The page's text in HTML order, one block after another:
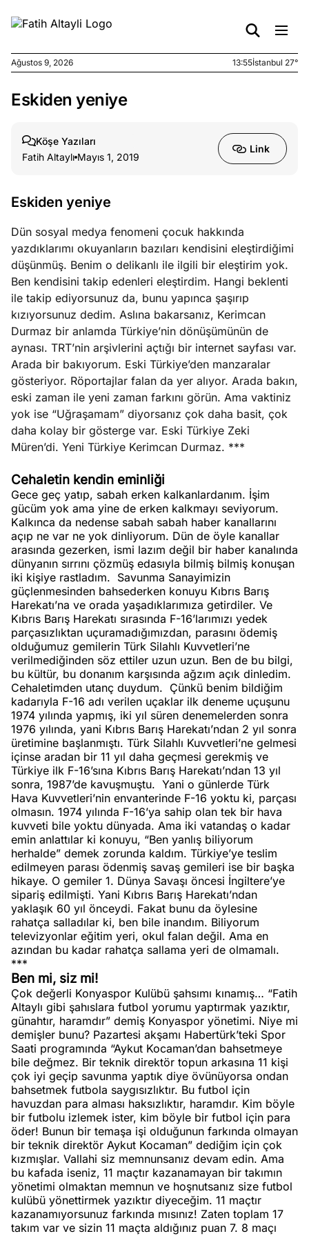
Ağustos
değil
Ağustos
7, 2026
kirli
kimler
Ağustos
6, 2026
yasalar
Köşe
Yazıları
Spor
Yazıları
Yazıları
Ağustos 9, 2026 13:55İstanbul 27°
Eskiden yeniye
Köşe Yazıları
Fatih Altaylı Mayıs 1, 2019
Link
Eskiden yeniye
Dün sosyal medya fenomeni çocuk hakkında
yazdıklarımı okuyanların bazıları kendisini eleştirdiğimi
düşünmüş. Benim o delikanlı ile ilgili bir eleştirim yok.
Ben kendisini takip edenleri eleştirdim. Hangi beklenti
ile takip ediyorsunuz da, bunu yapınca şaşırıp
kızıyorsunuz dedim. Aslına bakarsanız, Kerimcan
Durmaz bir anlamda Türkiye’nin dönüşümünün de
aynası. TRT’nin arşivlerini açtığı bir internet sayfası var.
Arada bir bakıyorum. Eski Türkiye’den manzaralar
gösteriyor. Röportajlar falan da yer alıyor. Arada bakın,
eski zaman ile yeni zaman farkını görün. Ama vaktiniz
yok ise “Uğraşamam” diyorsanız çok daha basit, çok
daha kolay bir gösterge var. Eski Türkiye Zeki
Müren’di. Yeni Türkiye Kerimcan Durmaz. ***
Cehaletin kendin eminliği
Gece geç yatıp, sabah erken kalkanlardanım. İşim
gücüm yok ama yine de erken kalkmayı seviyorum.
Kalkınca da nedense sabah sabah haber kanallarını
açıp ne var ne yok dinliyorum. Dün de öyle kanallar
arasında gezerken, ismi lazım değil bir haber kanalında
dünyanın sırrını çözmüş edasıyla bilmiş bilmiş konuşan
iki kişiye rastladım. Savunma Sanayimizin
güçlenmesinden bahsederken konuyu Kıbrıs Barış
Harekatı’na ve orada yaşadıklarımıza getirdiler. Ve
Kıbrıs Barış Harekatı sırasında F-16’larımızı yedek
parçasızlıktan uçuramadığımızdan, parasını ödemiş
olduğumuz gemilerin Türk Silahlı Kuvvetleri’ne
verilmediğinden söz ettiler uzun uzun. Ben de bu bilgi,
bu kültür, bu donanım karşısında ağzım açık dinledim.
Cehaletimden utanç duydum. Çünkü benim bildiğim
kadarıyla F-16 adı verilen uçaklar ilk deneme uçuşunu
1974 yılında yapmış, iki yıl süren denemelerden sonra
1976 yılında, yani Kıbrıs Barış Harekatı’ndan 2 yıl sonra
üretimine başlanmıştı. Türk Silahlı Kuvvetleri’ne gelmesi
içinse aradan bir 11 yıl daha geçmesi gerekmiş ve
Türkiye ilk F-16’sına Kıbrıs Barış Harekatı’ndan 13 yıl
sonra, 1987’de kavuşmuştu. Yani o günlerde Türk
Hava Kuvvetleri’nin envanterinde F-16 yoktu ki, parçası
olmasın. 1974 yılında F-16’ya sahip olan tek bir hava
kuvveti bile yoktu dünyada. Ama iki vatandaş o kadar
emin anlattılar ki konuyu, “Ben yanlış biliyorum
herhalde” demek zorunda kaldım. Türkiye’ye teslim
edilmeyen parası ödenmiş savaş gemileri ise bir başka
hikaye. O gemiler 1. Dünya Savaşı öncesi İngiltere’ye
sipariş edilmişti. Yani Kıbrıs Barış Harekatı’ndan
yaklaşık 60 yıl önceydi. Fakat bunu da öylesine
rahatça salladılar ki, ben bile inandım. Biliyorum
televizyonlar eğitim yeri, okul falan değil. Ama en
azından bu kadar rahatça sallama yeri de olmamalı.
***
Ben mi, siz mi!
Çok değerli Konyaspor Kulübü şahsımı kınamış… “Fatih
Altaylı gibi şahıslara futbol yorumu yaptırmak yazıktır,
günahtır, haramdır” demiş Konyaspor yönetimi. Niye mi
demişler bunu? Pazartesi akşamı Habertürk’teki Spor
Saati programında “Aykut Kocaman’dan bahsetmeye
bile değmez. Bir teknik direktör topun arkasına 11 kişi
çok iyi geçip savunma yaptık diye övünüyorsa ondan
bahsetmek futbola saygısızlıktır. Bu futbol için
havuzdan para alması haksızlıktır, haramdır. Kim böyle
bir futbolu izlemek ister, kim böyle bir futbol için para
öder! Bunun bir temaşa işi olduğunun farkında olmayan
bir teknik direktör Aykut Kocaman” dediğim için çok
kızmışlar. Vallahi siz memnunsanız devam edin. Ama
bu kafada iseniz, 11 maçtır kazanamayan bir takımın
yönetimi olmaktan memnun ve hoşnutsanız size futbol
kulübü yönettirmek yazıktır diyeceğim. 11 maçtır
kazanamıyorsunuz farkında mısınız! Zaten toplam 17
takım var ve sizin 11 maçta aldığınız puan 7. 8 maçı